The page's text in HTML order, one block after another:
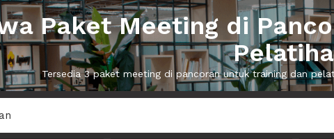
Paket Meeting di
Tersedia 3 paket meeting di pancoran untuk training dan